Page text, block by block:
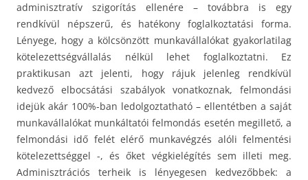
adminisztratív szigorítás ellenére – továbbra is egy
rendkívül népszerű, és hatékony foglalkoztatási forma.
Lényege, hogy a kölcsönzött munkavállalókat gyakorlatilag
kötelezettségvállalás nélkül lehet foglalkoztatni. Ez
praktikusan azt jelenti, hogy rájuk jelenleg rendkívül
kedvező elbocsátási szabályok vonatkoznak, felmondási
idejük akár 100%-ban ledolgoztatható – ellentétben a saját
munkavállalókat munkáltatói felmondás esetén megillető, a
felmondási idő felét elérő munkavégzés alóli felmentési
kötelezettséggel -, és őket végkielégítés sem illeti meg.
Adminisztrációs terheik is lényegesen kedvezőbbek: a